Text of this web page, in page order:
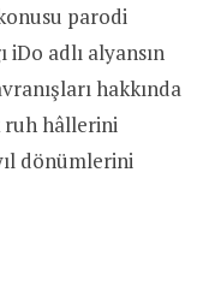
parodi
iDo adlı alyansın
hakkında
ruh hâllerini
dönümlerini